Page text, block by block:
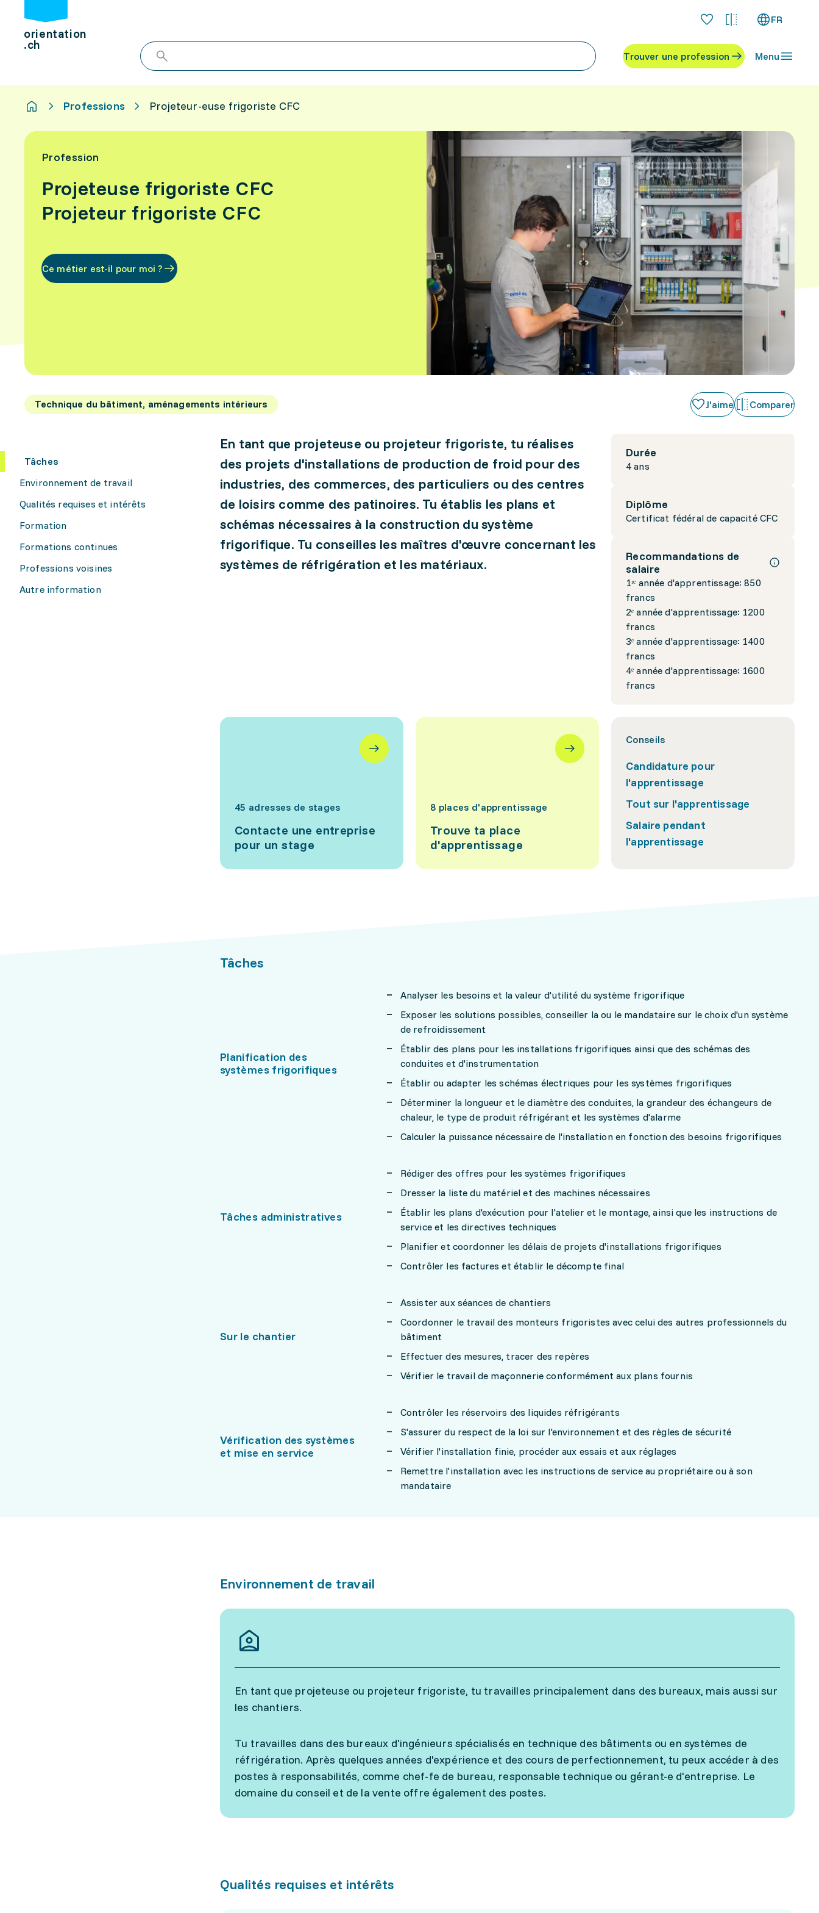
orientation
.ch
FR
Trouver une profession Menu
Professions Projeteur-euse frigoriste CFC
Profession
Projeteuse frigoriste CFC
Projeteur frigoriste CFC
Ce métier est-il pour moi ?
Technique du bâtiment, aménagements intérieurs J'aime Comparer
Tâches
Environnement de travail
Qualités requises et intérêts
Formation
Formations continues
Professions voisines
Autre information
Durée
4 ans
Diplôme
Certificat fédéral de capacité CFC
Recommandations de
salaire
1ʳᵉ année d'apprentissage: 850
francs
2ᵉ année d'apprentissage: 1200
francs
3ᵉ année d'apprentissage: 1400
francs
4ᵉ année d'apprentissage: 1600
francs
En tant que projeteuse ou projeteur frigoriste, tu réalises
des projets d'installations de production de froid pour des
industries, des commerces, des particuliers ou des centres
de loisirs comme des patinoires. Tu établis les plans et
schémas nécessaires à la construction du système
frigorifique. Tu conseilles les maîtres d'œuvre concernant les
systèmes de réfrigération et les matériaux.
45 adresses de stages
Contacte une entreprise
pour un stage
8 places d'apprentissage
Trouve ta place
d'apprentissage
Conseils
Candidature pour
l'apprentissage
Tout sur l'apprentissage
Salaire pendant
l'apprentissage
Tâches
Planification des
systèmes frigorifiques
Analyser les besoins et la valeur d'utilité du système frigorifique
Exposer les solutions possibles, conseiller la ou le mandataire sur le choix d'un système
de refroidissement
Établir des plans pour les installations frigorifiques ainsi que des schémas des
conduites et d'instrumentation
Établir ou adapter les schémas électriques pour les systèmes frigorifiques
Déterminer la longueur et le diamètre des conduites, la grandeur des échangeurs de
chaleur, le type de produit réfrigérant et les systèmes d'alarme
Calculer la puissance nécessaire de l'installation en fonction des besoins frigorifiques
Tâches administratives
Rédiger des offres pour les systèmes frigorifiques
Dresser la liste du matériel et des machines nécessaires
Établir les plans d'exécution pour l'atelier et le montage, ainsi que les instructions de
service et les directives techniques
Planifier et coordonner les délais de projets d'installations frigorifiques
Contrôler les factures et établir le décompte final
Sur le chantier
Assister aux séances de chantiers
Coordonner le travail des monteurs frigoristes avec celui des autres professionnels du
bâtiment
Effectuer des mesures, tracer des repères
Vérifier le travail de maçonnerie conformément aux plans fournis
Vérification des systèmes
et mise en service
Contrôler les réservoirs des liquides réfrigérants
S'assurer du respect de la loi sur l'environnement et des règles de sécurité
Vérifier l'installation finie, procéder aux essais et aux réglages
Remettre l'installation avec les instructions de service au propriétaire ou à son
mandataire
Environnement de travail
En tant que projeteuse ou projeteur frigoriste, tu travailles principalement dans des bureaux, mais aussi sur
les chantiers.
Tu travailles dans des bureaux d'ingénieurs spécialisés en technique des bâtiments ou en systèmes de
réfrigération. Après quelques années d'expérience et des cours de perfectionnement, tu peux accéder à des
postes à responsabilités, comme chef-fe de bureau, responsable technique ou gérant-e d'entreprise. Le
domaine du conseil et de la vente offre également des postes.
Qualités requises et intérêts